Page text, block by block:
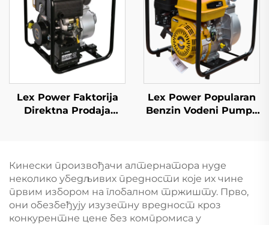
Lex Power Faktorija
Direktna Prodaja
Ručno/Automatski
Lex Power Popularan
Benzin Vodeni Pumpa
Namene
Кинески произвођачи алтернатора нуде
неколико убедљивих предности које их чине
првим избором на глобалном тржишту. Прво,
они обезбеђују изузетну вредност кроз
конкурентне цене без компромиса у